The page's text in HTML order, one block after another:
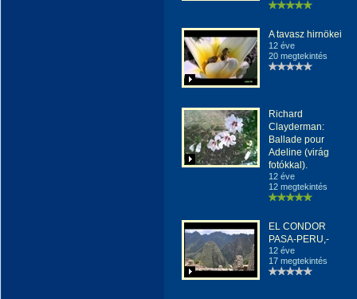
A tavasz hirnökei
12 éve
20 megtekintés
Richard
Clayderman:
Ballade pour
Adeline (virág
fotókkal).
12 éve
12 megtekintés
EL CONDOR
PASA-PERU,-
12 éve
17 megtekintés